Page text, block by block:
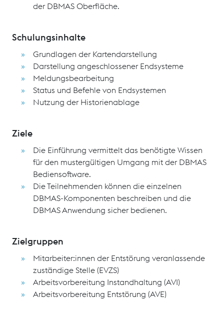
der DBMAS Oberfläche.
Schulungsinhalte
Grundlagen der Kartendarstellung
Darstellung angeschlossener Endsysteme
Meldungsbearbeitung
Status und Befehle von Endsystemen
Nutzung der Historienablage
Ziele
Die Einführung vermittelt das benötigte Wissen
für den mustergültigen Umgang mit der DBMAS
Bediensoftware.
Die Teilnehmenden können die einzelnen
DBMAS-Komponenten beschreiben und die
DBMAS Anwendung sicher bedienen.
Zielgruppen
Mitarbeiter:innen der Entstörung veranlassende
zuständige Stelle (EVZS)
Arbeitsvorbereitung Instandhaltung (AVI)
Arbeitsvorbereitung Entstörung (AVE)